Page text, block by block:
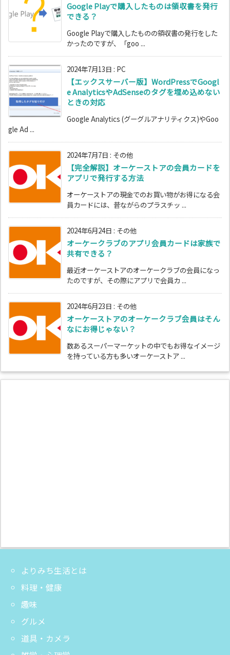
Google Playで購入したものは領収書を発行
できる？
Google Playで購入したものの領収書の発行をした
かったのですが、「goo ...
2024年7月13日 : PC
【エックスサーバー版】WordPressでGoogl
e AnalyticsやAdSenseのタグを埋め込めない
ときの対応
Google Analytics (グーグルアナリティクス)やGoo
gle Ad ...
2024年7月7日 : その他
【完全解説】オーケーストアの会員カードを
アプリで発行する方法
オーケーストアの現金でのお買い物がお得になる会
員カードには、昔ながらのプラスチッ ...
2024年6月24日 : その他
オーケークラブのアプリ会員カードは家族で
共有できる？
最近オーケーストアのオーケークラブの会員になっ
たのですが、その際にアプリで会員カ ...
2024年6月23日 : その他
オーケーストアのオーケークラブ会員はそん
なにお得じゃない？
数あるスーパーマーケットの中でもお得なイメージ
を持っている方も多いオーケーストア ...
よりみち生活とは
料理・健康
趣味
グルメ
道具・カメラ